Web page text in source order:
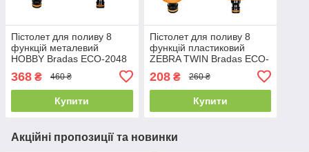
Пістолет для поливу 8
функцій металевий
HOBBY Bradas ECO-2048
368 ₴ 460 ₴
Купити
Пістолет для поливу 8
функцій пластиковий
ZEBRA TWIN Bradas ECO-
208₴ 260 ₴
Купити
Акційні пропозиції та новинки